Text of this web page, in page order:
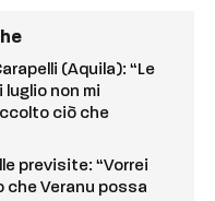
(Aquila): “Le
luglio non mi
ciò che
previsite: “Vorrei
che Veranu possa